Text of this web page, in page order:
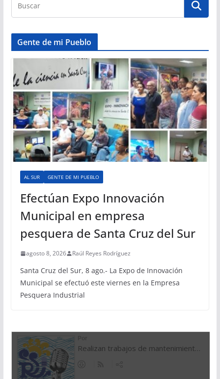
Gente de mi Pueblo
AL SUR GENTE DE MI PUEBLO
Efectúan Expo Innovación
Municipal en empresa
pesquera de Santa Cruz del Sur
agosto 8, 2026 Raúl Reyes Rodríguez
Santa Cruz del Sur, 8 ago.- La Expo de Innovación
Municipal se efectuó este viernes en la Empresa
Pesquera Industrial